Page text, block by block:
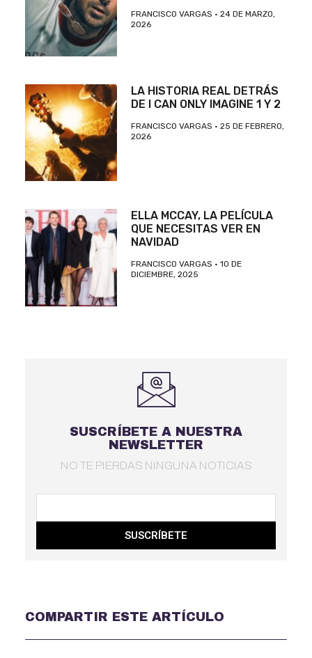
FRANCISCO VARGAS
24 DE MARZO,
2026
LA HISTORIA REAL DETRÁS
DE I CAN ONLY IMAGINE 1 Y 2
FRANCISCO VARGAS
25 DE FEBRERO,
2026
ELLA MCCAY, LA PELÍCULA
QUE NECESITAS VER EN
NAVIDAD
FRANCISCO VARGAS
10 DE
DICIEMBRE, 2025
SUSCRÍBETE A NUESTRA
NEWSLETTER
NO TE PIERDAS NINGUNA NOTICIAS
SUSCRÍBETE
COMPARTIR ESTE ARTÍCULO